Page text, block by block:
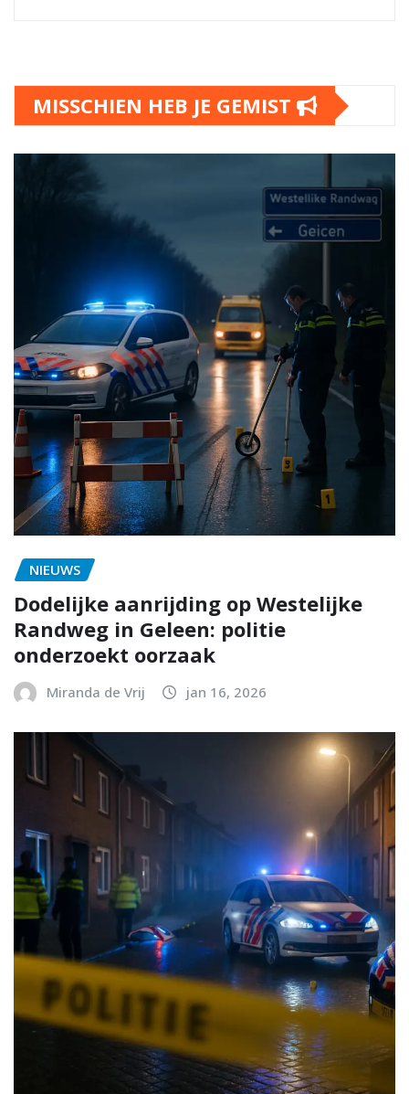
MISSCHIEN HEB JE GEMIST
NIEUWS
Dodelijke aanrijding op Westelijke
Randweg in Geleen: politie
onderzoekt oorzaak
Miranda de Vrij jan 16, 2026